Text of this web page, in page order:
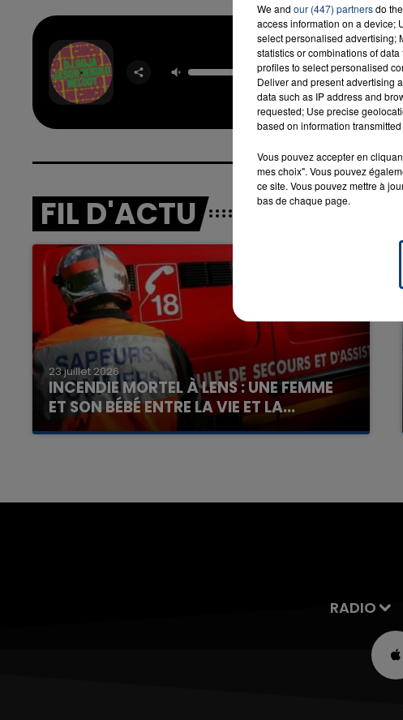
Mi Chico
DJ GOJA &
JASON
DERULO &
MELODY
FIL D'ACTU
23 juillet 2026
INCENDIE MORTEL À LENS : UNE FEMME
ET SON BÉBÉ ENTRE LA VIE ET LA...
Un homme s'est immolé par le feu après avoir
RADIO
We and our (447) partnersdo
access information on a device;
select personalised advertising;
statistics or combinations of
profiles to select personalised
Deliver and present advertising
data such as IP address and
requested; Use precise
based on information
Vous pouvez accepter en
mes choix". Vous pouvez
ce site. Vous pouvez mettre à
bas de chaque page.